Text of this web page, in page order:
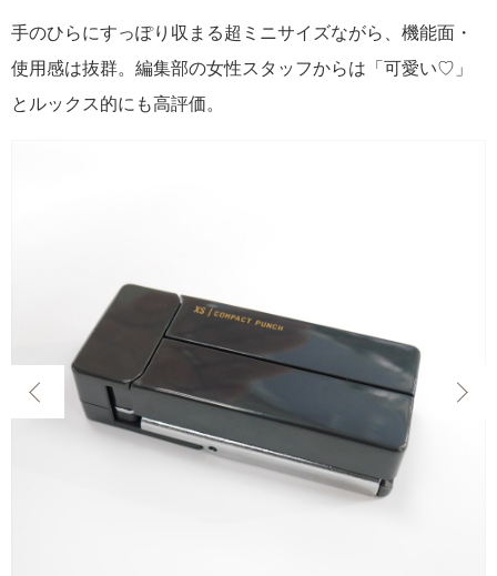
手のひらにすっぽり収まる超ミニサイズながら、機能面・
使用感は抜群。編集部の女性スタッフからは「可愛い♡」
とルックス的にも高評価。